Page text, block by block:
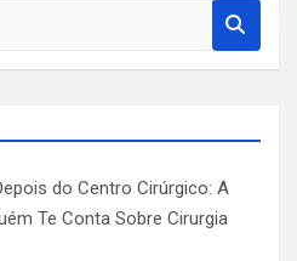
do Centro Cirúrgico: A
Te Conta Sobre Cirurgia